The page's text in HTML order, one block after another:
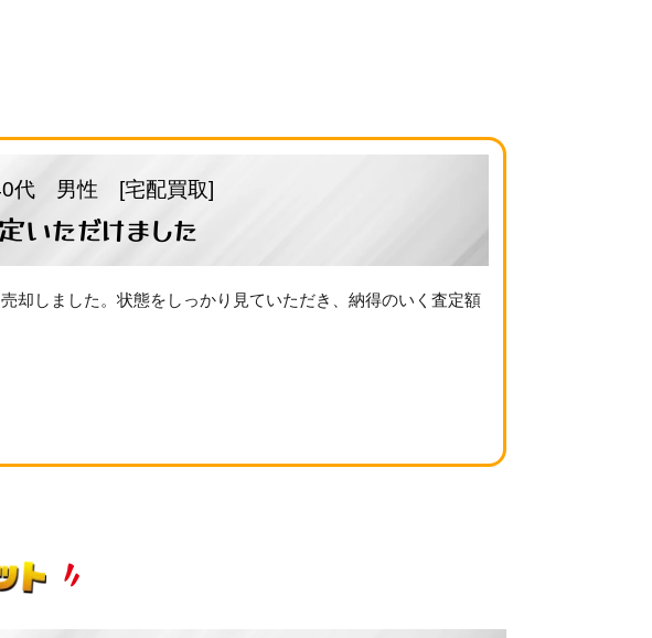
代 男性 [宅配買取]
いただけました
却しました。状態をしっかり見ていただき、納得のいく査定額